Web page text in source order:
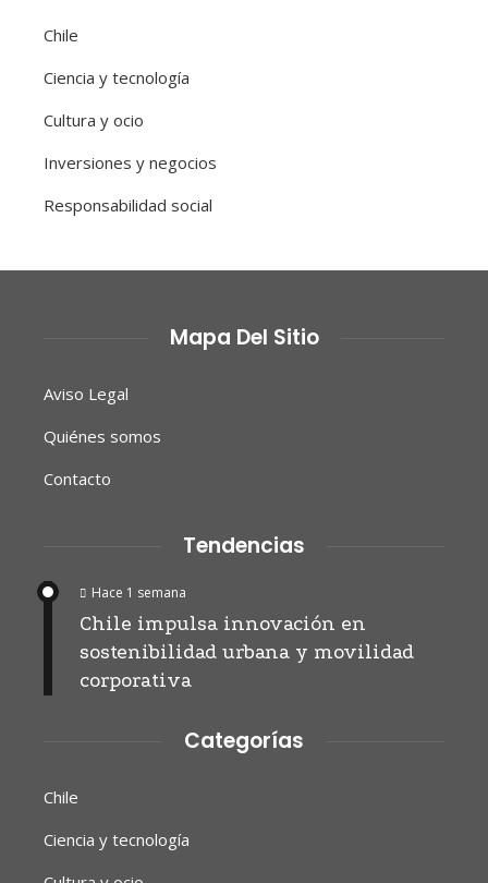
Chile
Ciencia y tecnología
Cultura y ocio
Inversiones y negocios
Responsabilidad social
Mapa Del Sitio
Aviso Legal
Quiénes somos
Contacto
Tendencias
Hace 1 semana
Chile impulsa innovación en
sostenibilidad urbana y movilidad
corporativa
Categorías
Chile
Ciencia y tecnología